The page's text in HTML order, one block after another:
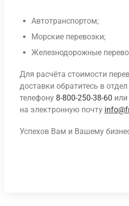
Автотранспортом;
Морские перевозки;
Железнодорожные
Для расчёта стоимости
доставки обратитесь в
телефону 8-800-250-38-60
на электронную почту
Успехов Вам и Вашему